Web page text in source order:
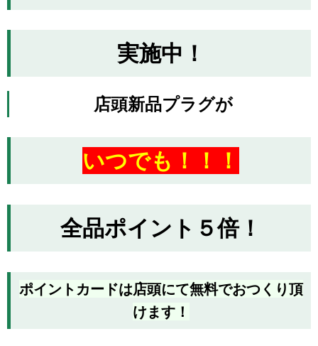
実施中！
店頭新品プラグが
いつでも！！！
全品ポイント５倍！
ポイントカードは店頭にて無料でおつくり頂
けます！